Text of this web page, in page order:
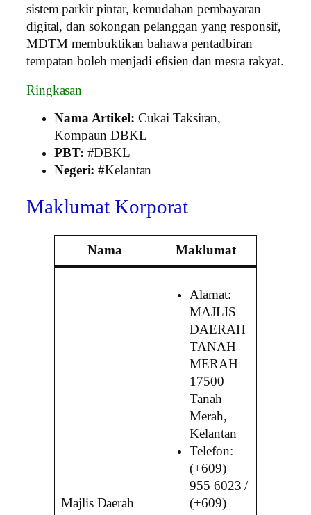
sistem parkir pintar, kemudahan pembayaran
digital, dan sokongan pelanggan yang responsif,
MDTM membuktikan bahawa pentadbiran
tempatan boleh menjadi efisien dan mesra rakyat.
Ringkasan
Nama Artikel: Cukai Taksiran,
Kompaun DBKL
PBT: #DBKL
Negeri: #Kelantan
Maklumat Korporat
Nama Maklumat
Majlis Daerah
Alamat:
MAJLIS
DAERAH
TANAH
MERAH
17500
Tanah
Merah,
Kelantan
Telefon:
(+609)
955 6023 /
(+609)